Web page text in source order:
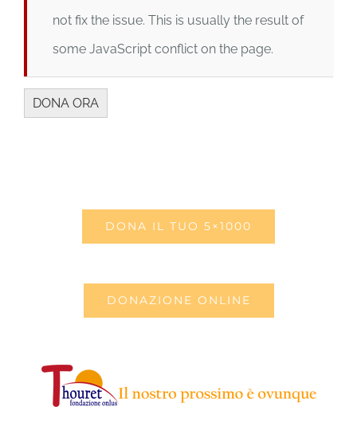
not fix the issue. This is usually the result of
some JavaScript conflict on the page.
DONA IL TUO 5×1000
DONAZIONE ONLINE